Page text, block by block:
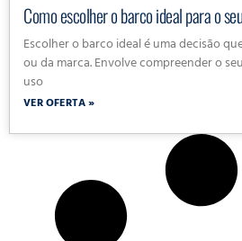
Como escolher o barco ideal para o
Escolher o barco ideal é uma decisão
ou da marca. Envolve compreender o
uso
VER OFERTA »